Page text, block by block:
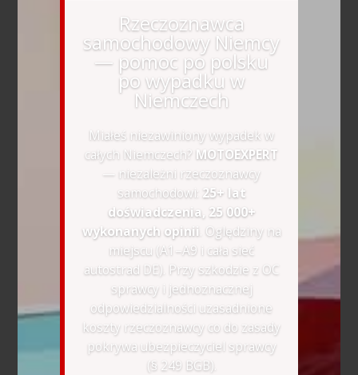
Rzeczoznawca
samochodowy Niemcy
— pomoc po polsku
po wypadku w
Niemczech
Miałeś niezawiniony wypadek w
całych Niemczech? MOTOEXPERT
— niezależni rzeczoznawcy
samochodowi: 25+ lat
doświadczenia, 25 000+
wykonanych opinii . Oględziny na
miejscu (A1–A9 i cała sieć
autostrad DE). Przy szkodzie z OC
sprawcy i jednoznacznej
odpowiedzialności uzasadnione
koszty rzeczoznawcy co do zasady
pokrywa ubezpieczyciel sprawcy
(§ 249 BGB).